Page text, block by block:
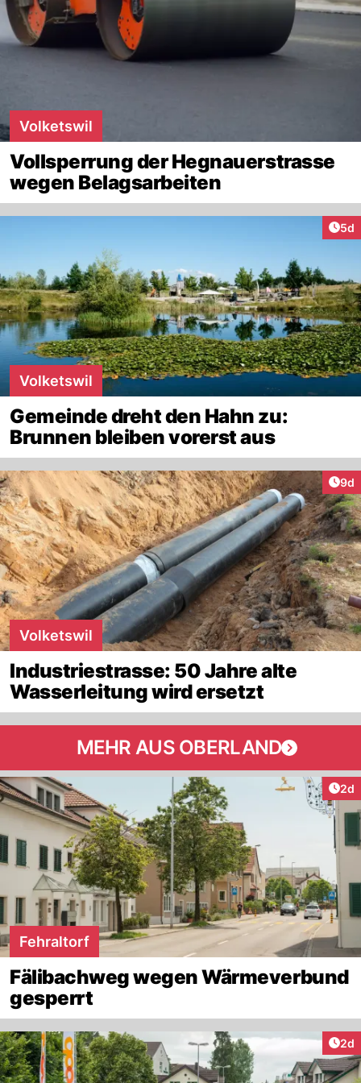
Volketswil
Vollsperrung der Hegnauerstrasse
wegen Belagsarbeiten
5d
Volketswil
Gemeinde dreht den Hahn zu:
Brunnen bleiben vorerst aus
9d
Volketswil
Industriestrasse: 50 Jahre alte
Wasserleitung wird ersetzt
MEHR AUS OBERLAND
2d
Fehraltorf
Fälibachweg wegen Wärmeverbund
gesperrt
2d